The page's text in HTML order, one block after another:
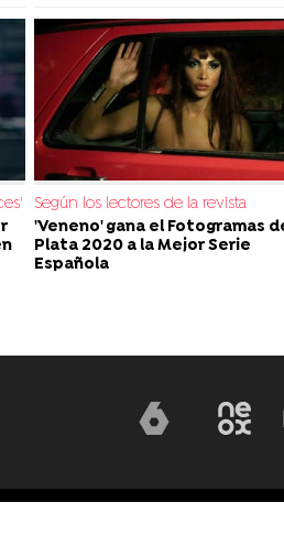
Según los lectores de la revista
'Veneno' gana el Fotogramas
Plata 2020 a la Mejor Serie
Española